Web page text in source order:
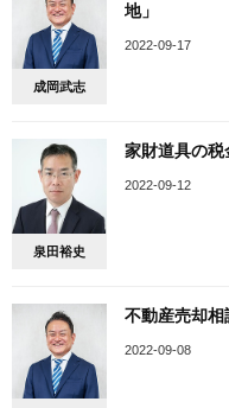
成岡武志
地」
2022-09-17
泉田裕史
家財道具の税
2022-09-12
不動産売却相
2022-09-08